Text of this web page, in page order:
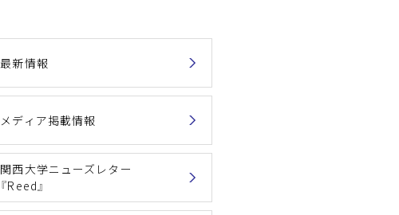
最新情報
メディア掲載情報
関西大学ニューズレター
『Reed』